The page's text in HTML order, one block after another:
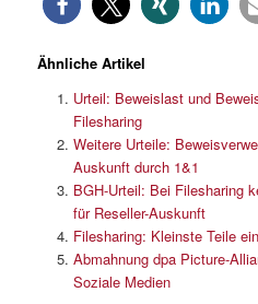
Ähnliche Artikel
Urteil: Beweislast und
Filesharing
Weitere Urteile:
Auskunft durch 1&1
BGH-Urteil: Bei Filesharing
für Reseller-Auskunft
Filesharing: Kleinste Teile
Abmahnung dpa Picture-
Soziale Medien